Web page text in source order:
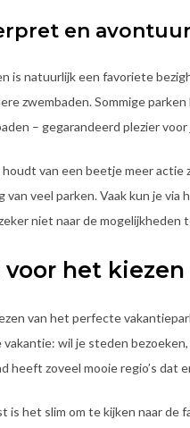
en
is natuurlijk een favoriete
zwembaden. Sommige
– gegarandeerd plezier
van een beetje meer actie
van veel parken. Vaak kun je
niet naar de mogelijkheden
voor het
van het perfecte
vakantie: wil je steden
heeft zoveel mooie regio’s dat
is het slim om te kijken naar